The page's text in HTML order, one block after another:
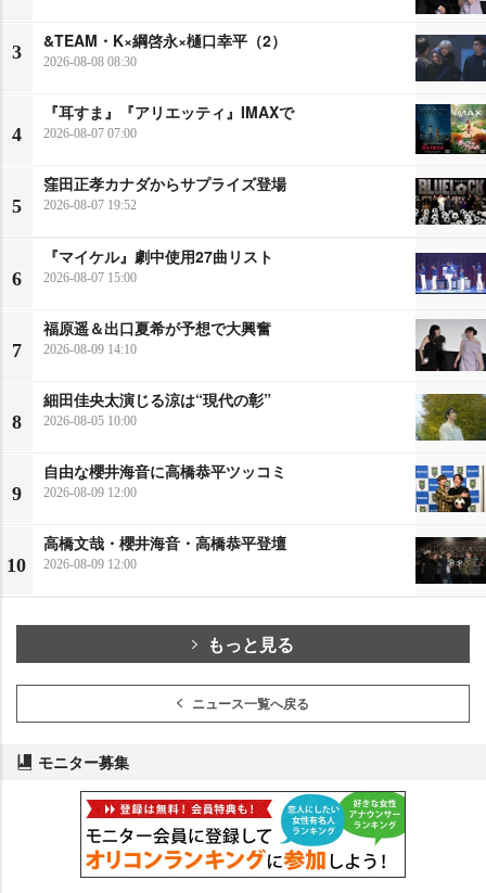
3
&TEAM・K×綱啓永×樋口幸平（2）
2026-08-08 08:30
4
『耳すま』『アリエッティ』IMAXで
2026-08-07 07:00
5
窪田正孝カナダからサプライズ登場
2026-08-07 19:52
6
『マイケル』劇中使用27曲リスト
2026-08-07 15:00
7
福原遥＆出口夏希が予想で大興奮
2026-08-09 14:10
8
細田佳央太演じる涼は“現代の彰”
2026-08-05 10:00
9
自由な櫻井海音に高橋恭平ツッコミ
2026-08-09 12:00
10
高橋文哉・櫻井海音・高橋恭平登壇
2026-08-09 12:00
もっと見る
ニュース一覧へ戻る
モニター募集